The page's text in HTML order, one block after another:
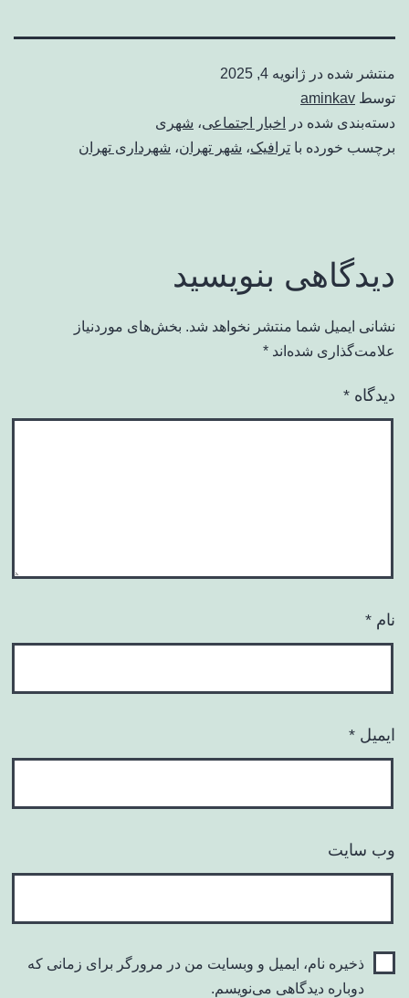
منتشر شده در ژانویه 4, 2025
توسط aminkav
دسته‌بندی شده در
اخبار اجتماعی، شهری
برچسب خورده با ترافیک، شهر تهران، شهرداری تهران
دیدگاهی بنویسید
نشانی ایمیل شما منتشر نخواهد شد. بخش‌های موردنیاز
علامت‌گذاری شده‌اند *
دیدگاه *
نام *
ایمیل *
وب‌ سایت
ذخیره نام، ایمیل و وبسایت من در مرورگر برای زمانی که
دوباره دیدگاهی می‌نویسم.